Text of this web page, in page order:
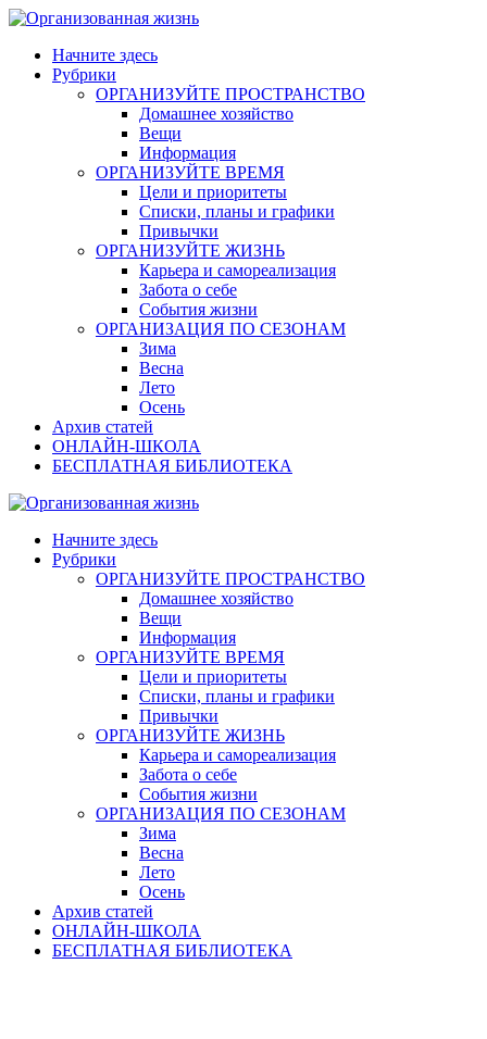
Skip
contentНачните здесь
Рубрики
ОРГАНИЗУЙТЕ ПРОСТРАНСТВО
Домашнее хозяйство
Вещи
Информация
ОРГАНИЗУЙТЕ ВРЕМЯ
Цели и приоритеты
Списки, планы и графики
Привычки
ОРГАНИЗУЙТЕ ЖИЗНЬ
Карьера и самореализация
Забота о себе
События жизни
ОРГАНИЗАЦИЯ ПО СЕЗОНАМ
Зима
Весна
Лето
Осень
Архив статей
ОНЛАЙН-ШКОЛА
БЕСПЛАТНАЯ БИБЛИОТЕКА
Начните здесь
Рубрики
ОРГАНИЗУЙТЕ ПРОСТРАНСТВО
Домашнее хозяйство
Вещи
Информация
ОРГАНИЗУЙТЕ ВРЕМЯ
Цели и приоритеты
Списки, планы и графики
Привычки
ОРГАНИЗУЙТЕ ЖИЗНЬ
Карьера и самореализация
Забота о себе
События жизни
ОРГАНИЗАЦИЯ ПО СЕЗОНАМ
Зима
Весна
Лето
Осень
Архив статей
ОНЛАЙН-ШКОЛА
БЕСПЛАТНАЯ БИБЛИОТЕКА